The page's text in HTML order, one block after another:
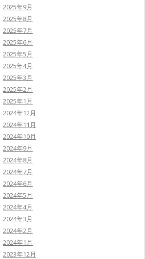
2025年9月
2025年8月
2025年7月
2025年6月
2025年5月
2025年4月
2025年3月
2025年2月
2025年1月
2024年12月
2024年11月
2024年10月
2024年9月
2024年8月
2024年7月
2024年6月
2024年5月
2024年4月
2024年3月
2024年2月
2024年1月
2023年12月